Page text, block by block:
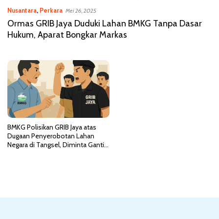
Nusantara, Perkara Mei 26, 2025
Ormas GRIB Jaya Duduki Lahan BMKG Tanpa Dasar
Hukum, Aparat Bongkar Markas
BMKG Polisikan GRIB Jaya atas
Dugaan Penyerobotan Lahan
Negara di Tangsel, Diminta Ganti